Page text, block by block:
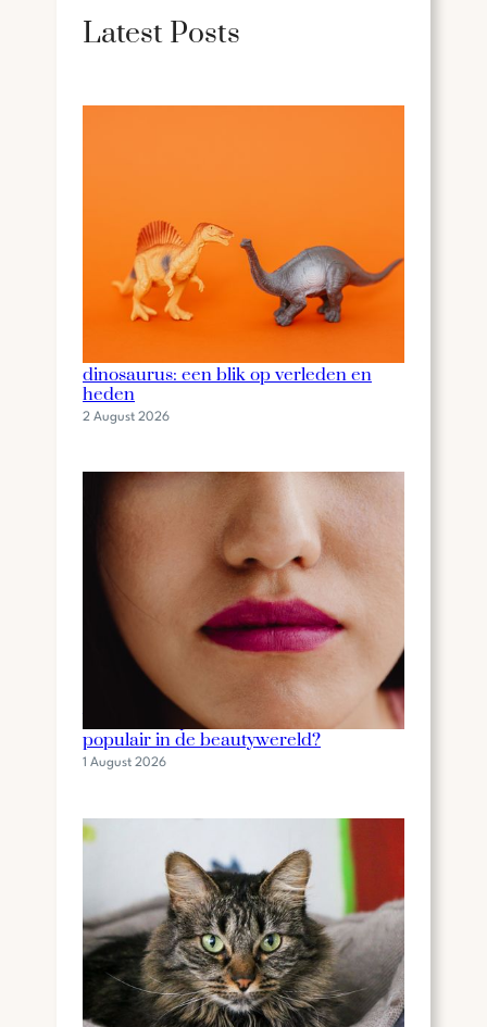
Latest Posts
dinosaurus: een blik op verleden en
heden
2 August 2026
Wat is een lip stain en waarom is het
populair in de beautywereld?
1 August 2026